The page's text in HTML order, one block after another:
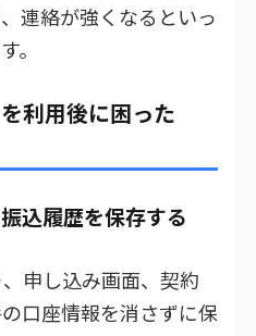
連絡が強くなるといっ
。
利用後に困った
込履歴を保存する
申し込み画面、契約
口座情報を消さずに保